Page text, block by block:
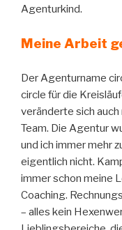
Agenturkind.
Meine Arbeit
Der Agenturname
circle für die
veränderte sich
Team. Die Agentur
und ich immer mehr
eigentlich nicht.
immer schon meine
Coaching.
– alles kein